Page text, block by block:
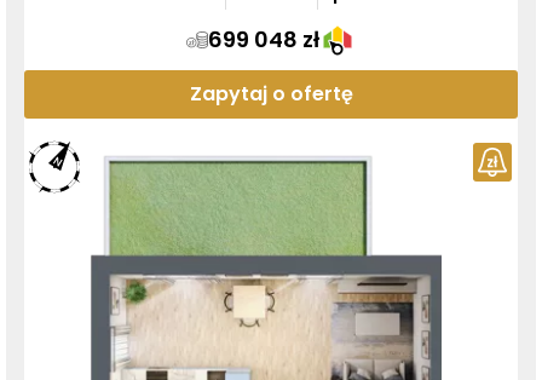
699 048 zł
Zapytaj o ofertę